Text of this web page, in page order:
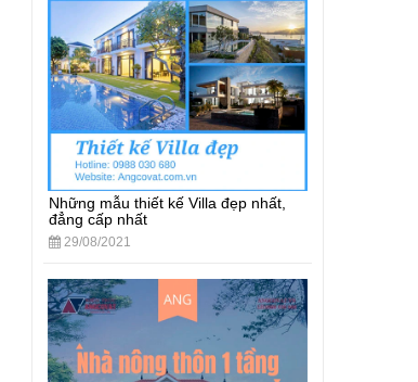
Những mẫu thiết kế Villa đẹp nhất,
đẳng cấp nhất
29/08/2021